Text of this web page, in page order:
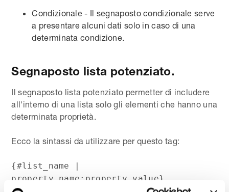
Condizionale - Il segnaposto condizionale serve
a presentare alcuni dati solo in caso di una
determinata condizione.
Segnaposto lista potenziato.
Il segnaposto lista potenziato permetter di includere
all'interno di una lista solo gli elementi che hanno una
determinata proprietà.
Ecco la sintassi da utilizzare per questo tag:
{#list_name |
property_name:property_value}...